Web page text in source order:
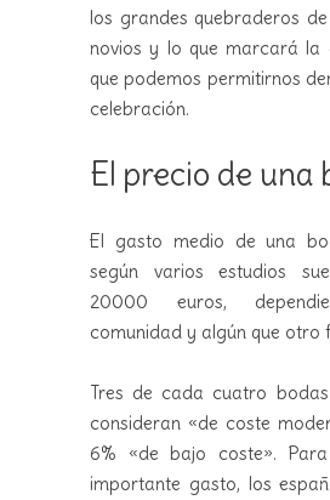
los grandes quebraderos
novios y lo que marcará la
que podemos permitirnos
celebración.
El precio de una
El gasto medio de una
según varios estudios
20000 euros,
comunidad y algún que otro
Tres de cada cuatro
consideran «de coste
6% «de bajo coste».
importante gasto, los